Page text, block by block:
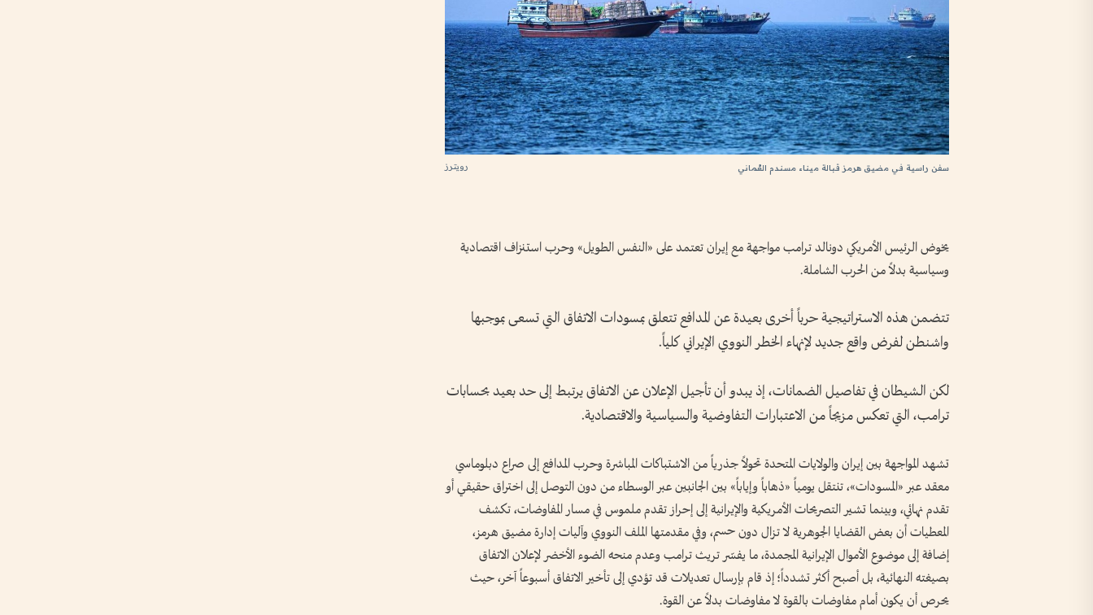
رويترز سفن راسية في مضيق هرمز قبالة ميناء مسندم العُماني
يخوض الرئيس الأمريكي دونالد ترامب مواجهة مع إيران تعتمد على «النفس الطويل» وحرب استنزاف اقتصادية
وسياسية بدلاً من الحرب الشاملة.
تتضمن هذه الاستراتيجية حرباً أخرى بعيدة عن المدافع تتعلق بمسودات الاتفاق التي تسعى بموجبها
واشنطن لفرض واقع جديد لإنهاء الخطر النووي الإيراني كلياً.
لكن الشيطان في تفاصيل الضمانات، إذ يبدو أن تأجيل الإعلان عن الاتفاق يرتبط إلى حد بعيد بحسابات
ترامب، التي تعكس مزيجاً من الاعتبارات التفاوضية والسياسية والاقتصادية.
تشهد المواجهة بين إيران والولايات المتحدة تحولاً جذرياً من الاشتباكات المباشرة وحرب المدافع إلى صراع دبلوماسي
معقد عبر «المسودات»، تنتقل يومياً «ذهاباً وإياباً» بين الجانبين عبر الوسطاء من دون التوصل إلى اختراق حقيقي أو
تقدم نهائي، وبينما تشير التصريحات الأمريكية والإيرانية إلى إحراز تقدم ملموس في مسار المفاوضات، تكشف
المعطيات أن بعض القضايا الجوهرية لا تزال دون حسم، وفي مقدمتها الملف النووي وآليات إدارة مضيق هرمز،
إضافة إلى موضوع الأموال الإيرانية المجمدة، ما يفسّر تريث ترامب وعدم منحه الضوء الأخضر لإعلان الاتفاق
بصيغته النهائية، بل أصبح أكثر تشدداً؛ إذ قام بإرسال تعديلات قد تؤدي إلى تأخير الاتفاق أسبوعاً آخر، حيث
يحرص أن يكون أمام مفاوضات بالقوة لا مفاوضات بدلاً عن القوة.